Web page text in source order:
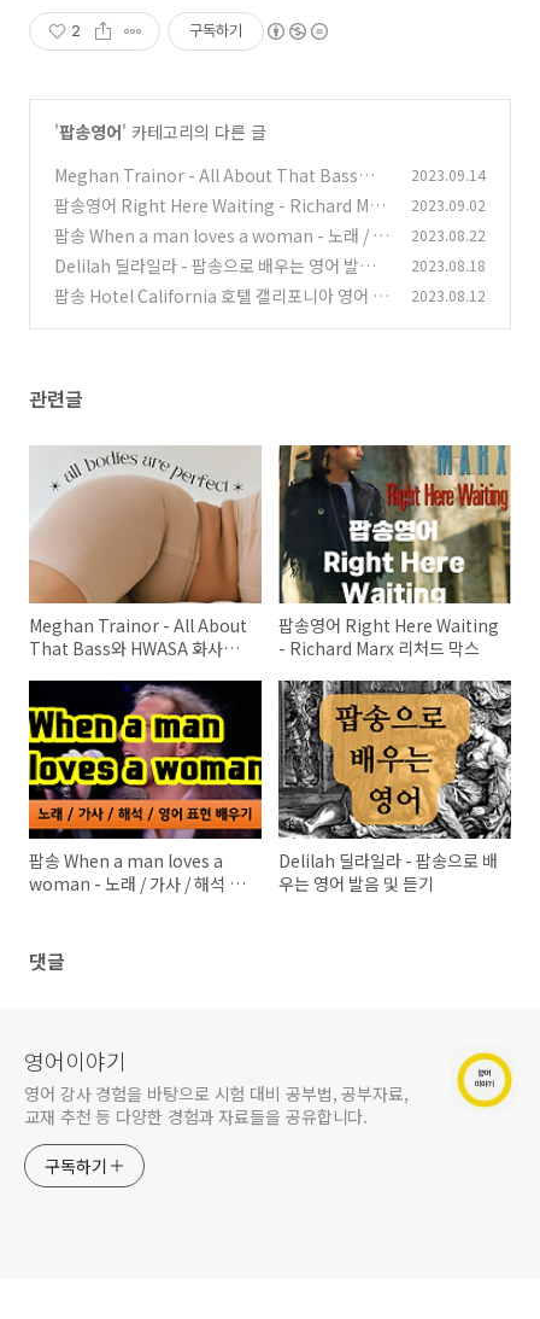
2 구독하기
'팝송영어' 카테고리의 다른 글
Meghan Trainor - All About That Bass와 H
WASA 화사의 I Love My Body
(0)
2023.09.14
팝송영어 Right Here Waiting - Richard Mar
x 리처드 막스
(0)
2023.09.02
팝송 When a man loves a woman - 노래 / 가
사 / 해석 / 영어 표현 배우기
(0)
2023.08.22
Delilah 딜라일라 - 팝송으로 배우는 영어 발음
및 듣기
(0)
2023.08.18
팝송 Hotel California 호텔 캘리포니아 영어 배
2023.08.12
관련글
Meghan Trainor - All About
That Bass와 HWASA 화사의 I
팝송영어 Right Here Waiting
- Richard Marx 리처드 막스
팝송 When a man loves a
woman - 노래 / 가사 / 해석 /
Delilah 딜라일라 - 팝송으로 배
우는 영어 발음 및 듣기
댓글
영어이야기
영어 강사 경험을 바탕으로 시험 대비 공부법, 공부자료,
교재 추천 등 다양한 경험과 자료들을 공유합니다.
구독하기